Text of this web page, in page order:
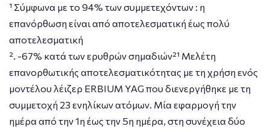
¹ Σύμφωνα με το 94% των συμμετεχόντων : η
επανόρθωση είναι από αποτελεσματική έως πολύ
αποτελεσματική
². -67% κατά των ερυθρών σημαδιών²¹ Μελέτη
επανορθωτικής αποτελεσματικότητας με τη χρήση ενός
μοντέλου λέιζερ ERBIUM YAG που διενεργήθηκε με τη
συμμετοχή 23 ενηλίκων ατόμων. Μία εφαρμογή την
ημέρα από την 1η έως την 5η ημέρα, στη συνέχεια δύο